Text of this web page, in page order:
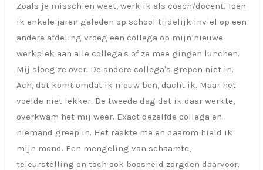
Zoals je misschien weet, werk ik als coach/docent. Toen
ik enkele jaren geleden op school tijdelijk inviel op een
andere afdeling vroeg een collega op mijn nieuwe
werkplek aan alle collega's of ze mee gingen lunchen.
Mij sloeg ze over. De andere collega's grepen niet in.
Ach, dat komt omdat ik nieuw ben, dacht ik. Maar het
voelde niet lekker. De tweede dag dat ik daar werkte,
overkwam het mij weer. Exact dezelfde collega en
niemand greep in. Het raakte me en daarom hield ik
mijn mond. Een mengeling van schaamte,
teleurstelling en toch ook boosheid zorgden daarvoor.